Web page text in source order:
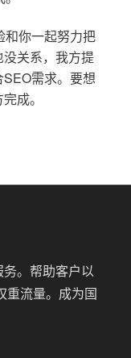
和你一起努力把
关系，我方提
需求。要想
成。
。帮助客户以
重流量。成为国